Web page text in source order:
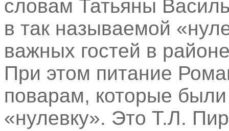
словам Татьяны
в так называемой
важных гостей в
При этом питание
поварам, которые
«нулевку». Это Т.Л.